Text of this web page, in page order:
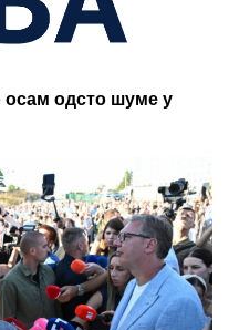
осам одсто шуме у